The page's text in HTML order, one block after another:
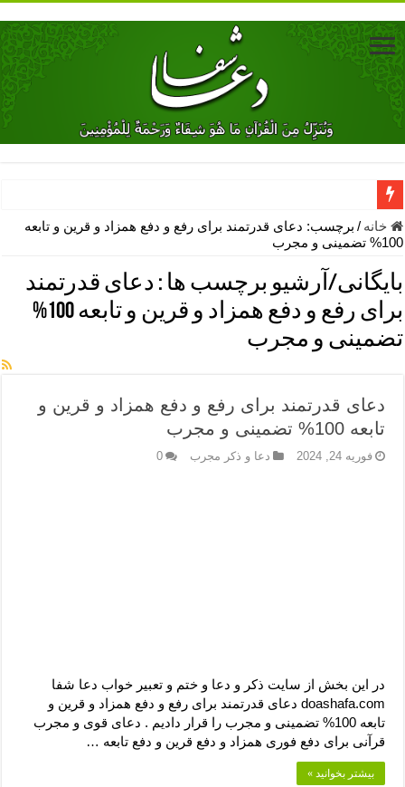
دعای جلب محبت فوری معشوق – دعای جلب محبت شوهر
دعای مشکل گشا برای رفع فقر – ذکرهای روزی‌ بخش
معجزات دعای یا من اظهر الجمیل – دعای یا من اظهر الجمیل برای
مهم ترین اذکار الهی و فضیلت آن ها – ذکر مخصوص مستجاب الدعوه
دعا برای ترس بچه ها در خواب – دعای ترس و بی خوابی کودکان
دعای رفع فقر و طلب رزق و روزی – آیه‌ جلب ثروت و برکت مال
لا حول ولا قوة الا بالله برای چشم زخم – دعای چشم زخم ماشاالله
خانه / برچسب: دعای قدرتمند برای رفع و دفع همزاد و قرین و تابعه
100% تضمینی و مجرب
بایگانی/آرشیو برچسب ها : دعای قدرتمند
برای رفع و دفع همزاد و قرین و تابعه 100%
تضمینی و مجرب
دعای قدرتمند برای رفع و دفع همزاد و قرین و
تابعه 100% تضمینی و مجرب
فوریه 24, 2024 دعا و ذکر مجرب 0
در این بخش از سایت ذکر و دعا و ختم و تعبیر خواب دعا شفا
doashafa.com دعای قدرتمند برای رفع و دفع همزاد و قرین و
تابعه 100% تضمینی و مجرب را قرار دادیم . دعای قوی و مجرب
قرآنی برای دفع فوری همزاد و دفع قرین و دفع تابعه …
بیشتر بخوانید »